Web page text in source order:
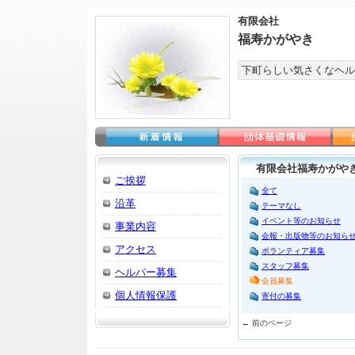
有限会社
福寿かがやき
下町らしい気さくなヘ
ご挨拶
沿革
事業内容
アクセス
ヘルパー募集
個人情報保護
有限会社福寿かがや
全て
テーマなし
イベント等のお知らせ
会報・出版物等のお知ら
ボランティア募集
スタッフ募集
会員募集
寄付の募集
← 前のページ